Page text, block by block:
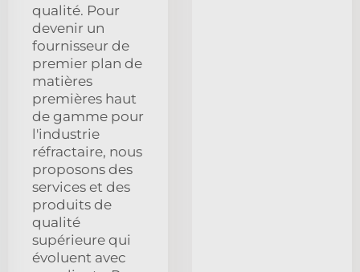
qualité. Pour
devenir un
fournisseur de
premier plan de
matières
premières haut
de gamme pour
l'industrie
réfractaire, nous
proposons des
services et des
produits de
qualité
supérieure qui
évoluent avec